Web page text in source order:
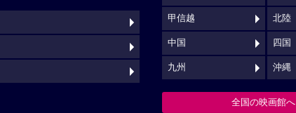
甲信越 北陸
中国 四国
九州 沖縄
全国の映画館へ